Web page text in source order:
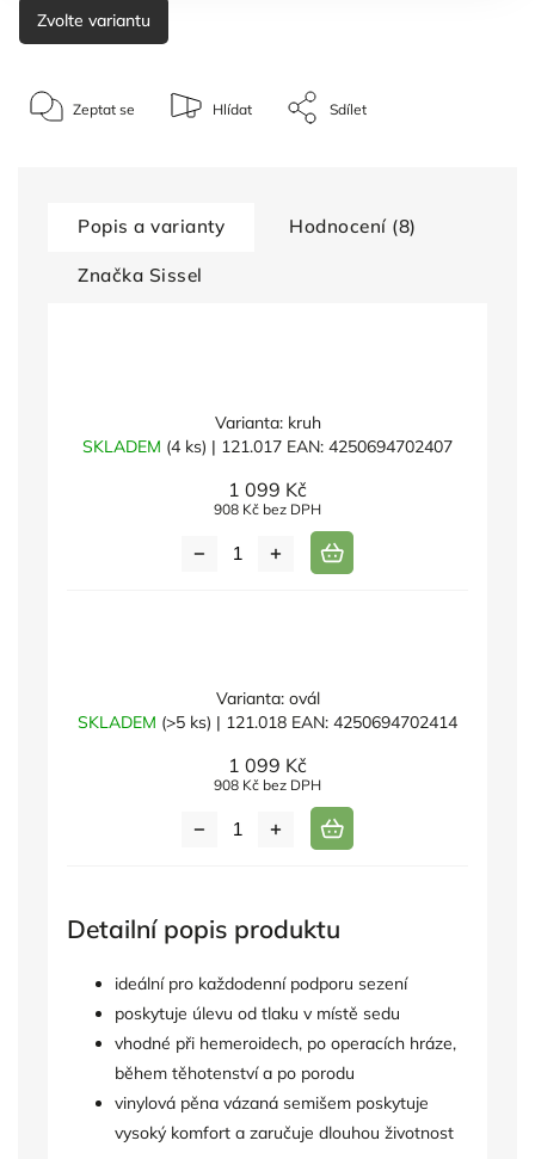
Zvolte variantu
Zeptat se Hlídat Sdílet
Popis a varianty Hodnocení (8)
Značka Sissel
Varianta: kruh
SKLADEM (4 ks) | 121.017 EAN: 4250694702407
1 099 Kč
908 Kč bez DPH
Varianta: ovál
SKLADEM (>5 ks) | 121.018 EAN: 4250694702414
1 099 Kč
908 Kč bez DPH
Detailní popis produktu
ideální pro každodenní podporu sezení
poskytuje úlevu od tlaku v místě sedu
vhodné při hemeroidech, po operacích hráze,
během těhotenství a po porodu
vinylová pěna vázaná semišem poskytuje
vysoký komfort a zaručuje dlouhou životnost